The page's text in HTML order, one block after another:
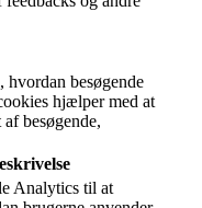
hvordan besøgende
hjælper med at
besøgende,
Analytics til at